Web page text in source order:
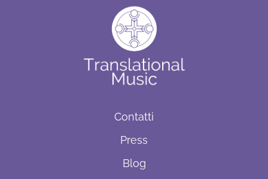
Contatti
Press
Blog